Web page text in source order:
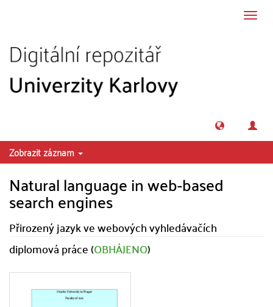
Zobrazit záznam
Natural language in web-based
search engines
Přirozený jazyk ve webových vyhledávačích
diplomová práce (OBHÁJENO)